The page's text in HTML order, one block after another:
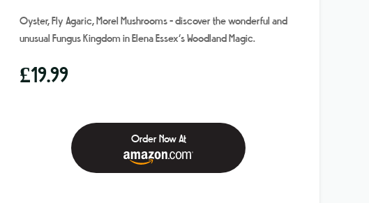
Oyster, Fly Agaric, Morel Mushrooms - discover the wonderful and
unusual Fungus Kingdom in Elena Essex’s Woodland Magic.
£19.99
Order Now At